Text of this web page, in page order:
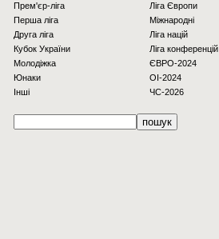
Прем'єр-ліга
Перша ліга
Друга ліга
Кубок України
Молодіжка
Юнаки
Інші
Ліга Європи
Міжнародні
Ліга націй
Ліга конференцій
ЄВРО-2024
OI-2024
ЧС-2026